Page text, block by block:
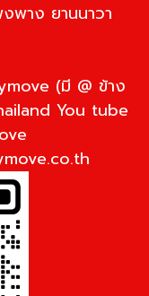
พาง ยานนาวา
(มี @ ข้าง
You tube